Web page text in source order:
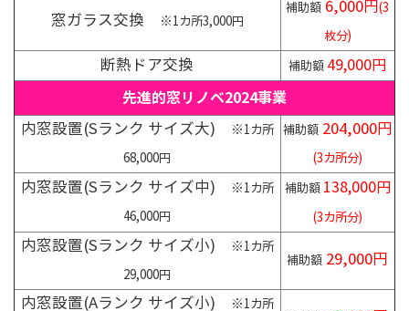
窓ガラス交換 ※1カ所3,000円
補助額 6,000円(3
枚分)
断熱ドア交換 補助額 49,000円
先進的窓リノベ2024事業
内窓設置(Sランク サイズ大)
※1カ所
68,000円
補助額204,000円
(3カ所分)
内窓設置(Sランク サイズ中)
※1カ所
46,000円
補助額 138,000円
(3カ所分)
内窓設置(Sランク サイズ小)
※1カ所
29,000円
補助額 29,000円
内窓設置(Aランク サイズ小)
※1カ所